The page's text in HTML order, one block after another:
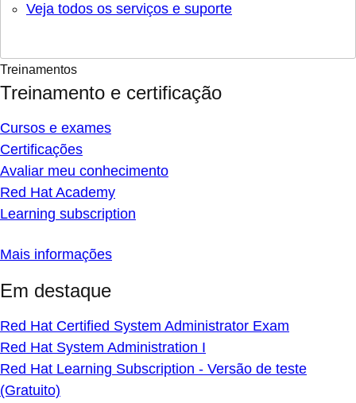
Veja todos os serviços e suporte
Treinamentos
Treinamento e certificação
Cursos e exames
Certificações
Avaliar meu conhecimento
Red Hat Academy
Learning subscription
Mais informações
Em destaque
Red Hat Certified System Administrator Exam
Red Hat System Administration I
Red Hat Learning Subscription - Versão de teste
(Gratuito)